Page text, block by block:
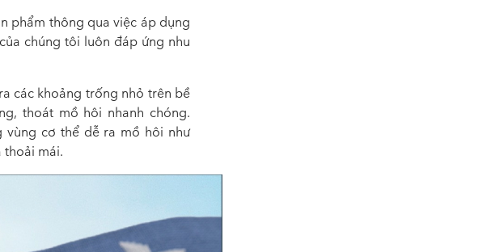
phẩm thông qua việc áp dụng
chúng tôi luôn đáp ứng nhu
các khoảng trống nhỏ trên bề
thoát mồ hôi nhanh chóng.
vùng cơ thể dễ ra mồ hôi như
thoải mái.